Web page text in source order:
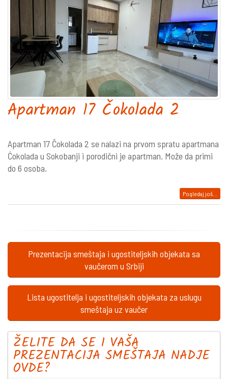
Apartman 17 Čokolada 2
Apartman 17 Čokolada 2 se nalazi na prvom spratu apartmana
Ćokolada u Sokobanji i porodični je apartman. Može da primi
do 6 osoba.
Pogledaj još...
Prezentacija smeštaja i ugostiteljskih objekata sa
vaučerom u Srbiji
Lista ugostitelja i ugostiteljskih objekata za uslugu
smeštaja uz vaučer
ŽELITE DA SE I VAŠA
PREZENTACIJA SMEŠTAJA NADJE
OVDE?